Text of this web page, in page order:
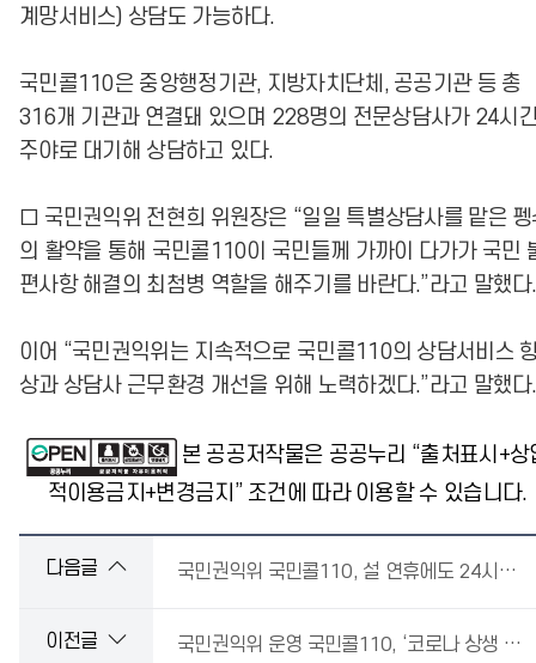
계망서비스) 상담도 가능하다.
국민콜110은 중앙행정기관, 지방자치단체, 공공기관 등 총
316개 기관과 연결돼 있으며 228명의 전문상담사가 24시
주야로 대기해 상담하고 있다.
□ 국민권익위 전현희 위원장은 “일일 특별상담사를 맡은 펭
의 활약을 통해 국민콜110이 국민들께 가까이 다가가 국민
편사항 해결의 최첨병 역할을 해주기를 바란다.”라고 말했다.
이어 “국민권익위는 지속적으로 국민콜110의 상담서비스
상과 상담사 근무환경 개선을 위해 노력하겠다.”라고 말했다.
본 공공저작물은 공공누리 “출처표시+상
적이용금지+변경금지” 조건에 따라 이용할 수 있습니다.
다음글 국민권익위 국민콜110, 설 연휴에도 24시간 정상운영
이전글 국민권익위 운영 국민콜110, ‘코로나 상생 국민지원금’ 5만 7천여 건 상담